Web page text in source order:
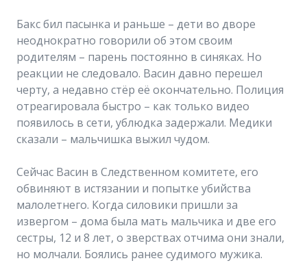
Бакс бил пасынка и раньше – дети во дворе
неоднократно говорили об этом своим
родителям – парень постоянно в синяках. Но
реакции не следовало. Васин давно перешел
черту, а недавно стёр её окончательно. Полиция
отреагировала быстро – как только видео
появилось в сети, ублюдка задержали. Медики
сказали – мальчишка выжил чудом.
Сейчас Васин в Следственном комитете, его
обвиняют в истязании и попытке убийства
малолетнего. Когда силовики пришли за
извергом – дома была мать мальчика и две его
сестры, 12 и 8 лет, о зверствах отчима они знали,
но молчали. Боялись ранее судимого мужика.